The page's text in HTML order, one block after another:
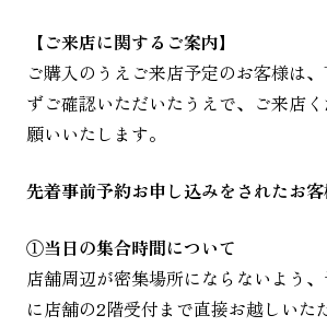
【ご来店に関するご案内】
ご購入のうえご来店予定のお客様は
ずご確認いただいたうえで、ご来店
願いいたします。
先着事前予約お申し込みをされたお
①当日の集合時間について
店舗周辺が密集場所にならないよう
に店舗の2階受付まで直接お越しいた